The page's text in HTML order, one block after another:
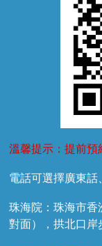
溫馨提示：提前預
電話可選擇廣東話
珠海院：珠海市香
對面），拱北口岸